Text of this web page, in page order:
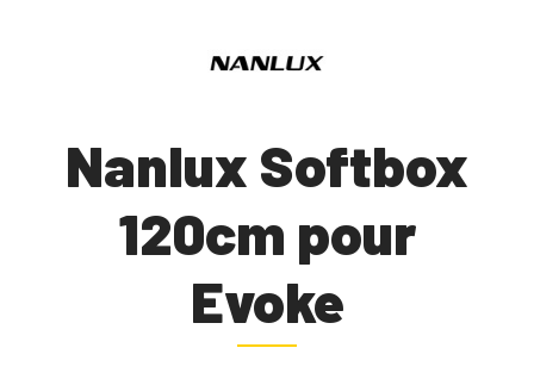
Nanlux Softbox
120cm pour
Evoke